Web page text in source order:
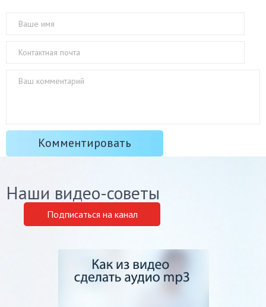
Наши видео-советы
Подписаться на канал